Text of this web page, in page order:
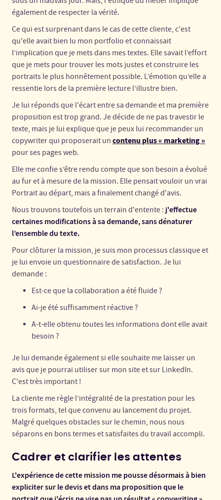
également de respecter la vérité.
Ce qui est surprenant dans le cas de cette cliente, c'est
qu'elle avait bien lu mon portfolio et connaissait
l’implication que je mets dans mes textes. Elle savait l’effort
que je mets pour trouver les mots justes et construire les
portraits le plus honnêtement possible. L’émotion qu’elle a
ressentie lors de la première lecture l’illustre bien.
Je lui réponds que l'écart entre sa demande et ma première
proposition est trop grand. Je décide de ne pas travestir le
texte, mais je lui explique que je peux lui recommander un
copywriter qui proposerait un contenu plus « marketing »
pour ses pages web.
Elle me confie s’être rendu compte que son besoin a évolué
au fur et à mesure de la mission. Elle pensait vouloir un vrai
Portrait au départ, mais a finalement changé d'avis.
Nous trouvons toutefois un terrain d'entente : j'effectue
certaines modifications à sa demande, sans dénaturer
l’ensemble du texte.
Pour clôturer la mission, je suis mon processus classique et
je lui envoie un questionnaire de satisfaction. Je lui
demande :
Est-ce que la collaboration a été fluide ?
Ai-je été suffisamment réactive ?
A-t-elle obtenu toutes les informations dont elle avait
besoin ?
Je lui demande également si elle souhaite me laisser un
avis que je pourrai utiliser sur mon site et sur LinkedIn.
C'est très important !
La cliente me règle l’intégralité de la prestation pour les
trois formats, tel que convenu au lancement du projet.
Malgré quelques obstacles sur le chemin, nous nous
séparons en bons termes et satisfaites du travail accompli.
Cadrer et clarifier les attentes
L'expérience de cette mission me pousse désormais à bien
expliciter sur le devis et dans ma proposition que le